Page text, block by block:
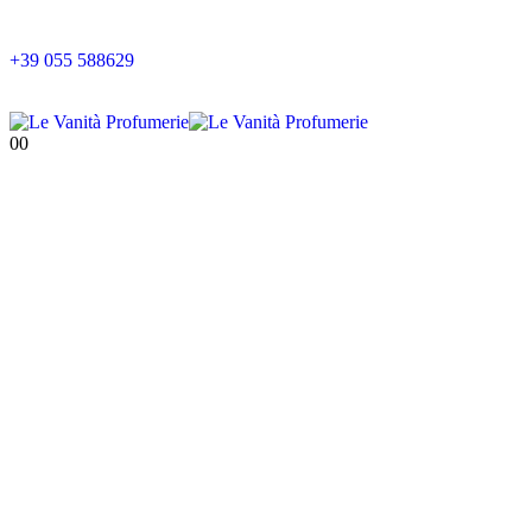
+39 055 588629
00